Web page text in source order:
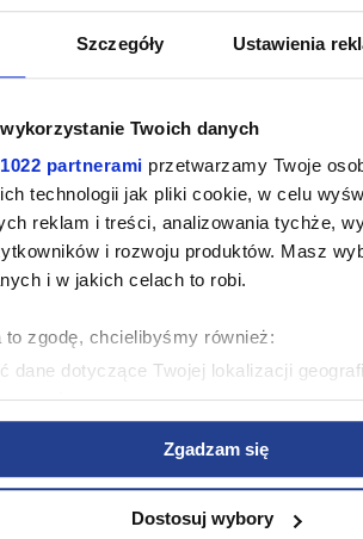
Szczegóły Ustawienia
Twoich danych
partnerami przetwarzamy Twoje
technologii jak pliki cookie, w celu
reklam i treści, analizowania tychże,
i rozwoju produktów. Masz
i w jakich celach to robi.
zgodę, chcielibyśmy również:
dane dotyczące Twojej lokalizacji
metrów
Twoje urządzenie, aktywnie
(fingerprinting, czyli wirtualny odcisk
odnośnie tego, jak Twoje osobiste dane
sekcji szczegółów. W
Zgadzam się
Dostosuj wybory
Abramczuk
408
Chojnacka
416
Witkowski
Chacińska
917
310